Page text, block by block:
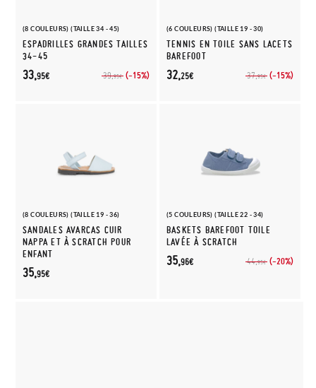
(8 COULEURS) (TAILLE 34 - 45)
ESPADRILLES GRANDES TAILLES
34-45
39,95€ (-15%)
33,95€
(6 COULEURS) (TAILLE 19 - 30)
TENNIS EN TOILE SANS LACETS
BAREFOOT
37,95€ (-15%)
32,25€
(8 COULEURS) (TAILLE 19 - 36)
SANDALES AVARCAS CUIR
NAPPA ET À SCRATCH POUR
ENFANT
35,95€
(5 COULEURS) (TAILLE 22 - 34)
BASKETS BAREFOOT TOILE
LAVÉE À SCRATCH
44,95€ (-20%)
35,96€